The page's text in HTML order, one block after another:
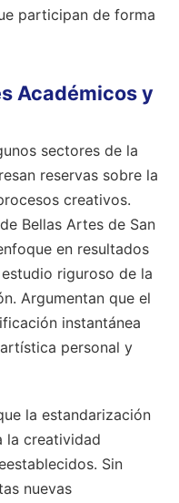
participan de forma
Académicos y
sectores de la
reservas sobre la
creativos.
Bellas Artes de San
en resultados
riguroso de la
Argumentan que el
instantánea
personal y
la estandarización
la creatividad
Sin
nuevas